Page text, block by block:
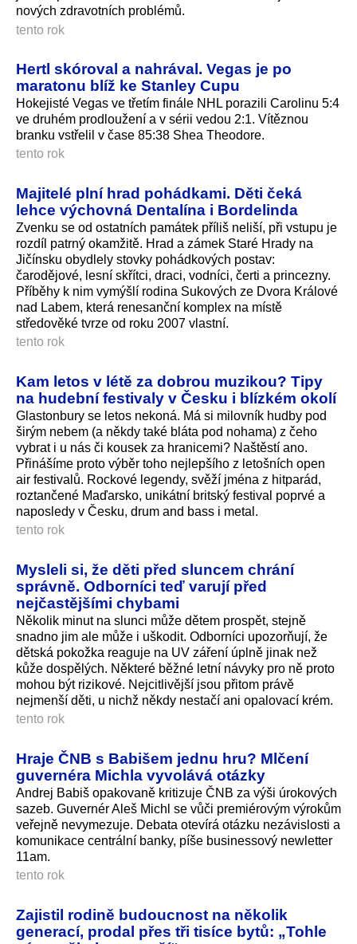
nových zdravotních problémů.
tento rok
Hertl skóroval a nahrával. Vegas je po
maratonu blíž ke Stanley Cupu
Hokejisté Vegas ve třetím finále NHL porazili Carolinu 5:4
ve druhém prodloužení a v sérii vedou 2:1. Vítěznou
branku vstřelil v čase 85:38 Shea Theodore.
tento rok
Majitelé plní hrad pohádkami. Děti čeká
lehce výchovná Dentalína i Bordelinda
Zvenku se od ostatních památek příliš neliší, při vstupu je
rozdíl patrný okamžitě. Hrad a zámek Staré Hrady na
Jičínsku obydlely stovky pohádkových postav:
čarodějové, lesní skřítci, draci, vodníci, čerti a princezny.
Příběhy k nim vymýšlí rodina Sukových ze Dvora Králové
nad Labem, která renesanční komplex na místě
středověké tvrze od roku 2007 vlastní.
tento rok
Kam letos v létě za dobrou muzikou? Tipy
na hudební festivaly v Česku i blízkém okolí
Glastonbury se letos nekoná. Má si milovník hudby pod
širým nebem (a někdy také bláta pod nohama) z čeho
vybrat i u nás či kousek za hranicemi? Naštěstí ano.
Přinášíme proto výběr toho nejlepšího z letošních open
air festivalů. Rockové legendy, svěží jména z hitparád,
roztančené Maďarsko, unikátní britský festival poprvé a
naposledy v Česku, drum and bass i metal.
tento rok
Mysleli si, že děti před sluncem chrání
správně. Odborníci teď varují před
nejčastějšími chybami
Několik minut na slunci může dětem prospět, stejně
snadno jim ale může i uškodit. Odborníci upozorňují, že
dětská pokožka reaguje na UV záření úplně jinak než
kůže dospělých. Některé běžné letní návyky pro ně proto
mohou být rizikové. Nejcitlivější jsou přitom právě
nejmenší děti, u nichž někdy nestačí ani opalovací krém.
tento rok
Hraje ČNB s Babišem jednu hru? Mlčení
guvernéra Michla vyvolává otázky
Andrej Babiš opakovaně kritizuje ČNB za výši úrokových
sazeb. Guvernér Aleš Michl se vůči premiérovým výrokům
veřejně nevymezuje. Debata otevírá otázku nezávislosti a
komunikace centrální banky, píše businessový newletter
11am.
tento rok
Zajistil rodině budoucnost na několik
generací, prodal přes tři tisíce bytů: „Tohle